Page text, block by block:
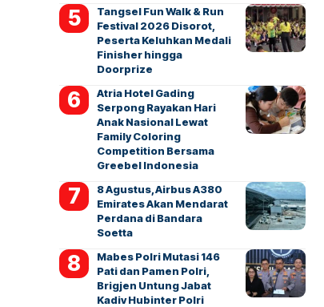
Tangsel Fun Walk & Run
Festival 2026 Disorot,
Peserta Keluhkan Medali
Finisher hingga
Doorprize
Atria Hotel Gading
Serpong Rayakan Hari
Anak Nasional Lewat
Family Coloring
Competition Bersama
Greebel Indonesia
8 Agustus, Airbus A380
Emirates Akan Mendarat
Perdana di Bandara
Soetta
Mabes Polri Mutasi 146
Pati dan Pamen Polri,
Brigjen Untung Jabat
Kadiv Hubinter Polri